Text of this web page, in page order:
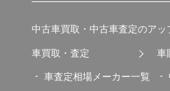
中古車買取・中古車査定のアッ
車買取・査定
車査定相場メーカー一覧
車